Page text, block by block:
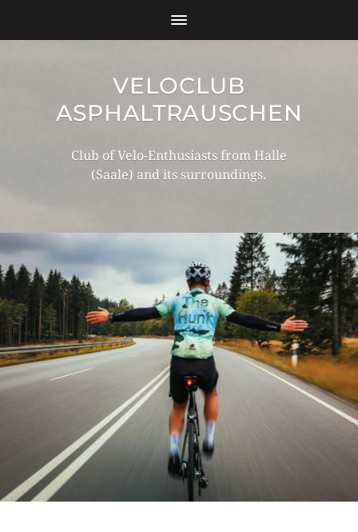
VELOCLUB
ASPHALTRAUSCHEN
Club of Velo-Enthusiasts from Halle
(Saale) and its surroundings.